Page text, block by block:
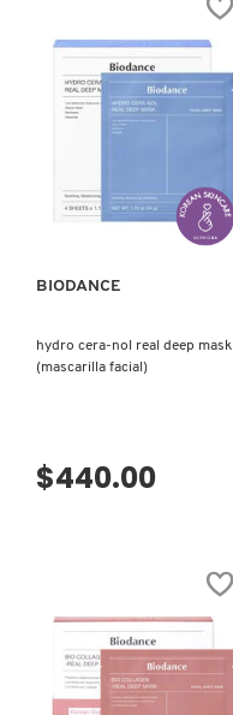
FRESH
GUCCI
HUDA BEAUTY
HUGO BOSS
VISTA RÁPIDA
BIODANCE
hydro cera-nol real deep mask
(mascarilla facial)
$440.00